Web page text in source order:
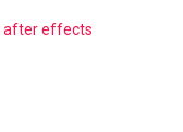
after effects